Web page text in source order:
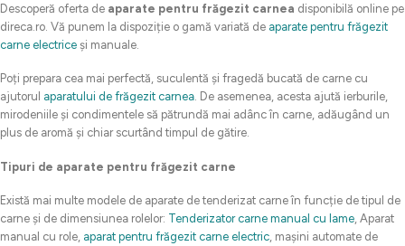
Descoperă oferta de aparate pentru frăgezit carnea disponibilă online pe
direca.ro. Vă punem la dispoziție o gamă variată de aparate pentru frăgezit
carne electrice și manuale.
Poți prepara cea mai perfectă, suculentă și fragedă bucată de carne cu
ajutorul aparatului de frăgezit carnea. De asemenea, acesta ajută ierburile,
mirodeniile și condimentele să pătrundă mai adânc în carne, adăugând un
plus de aromă și chiar scurtând timpul de gătire.
Tipuri de aparate pentru frăgezit carne
Există mai multe modele de aparate de tenderizat carne în funcție de tipul de
carne și de dimensiunea rolelor: Tenderizator carne manual cu lame , Aparat
manual cu role, aparat pentru frăgezit carne electric , mașini automate de